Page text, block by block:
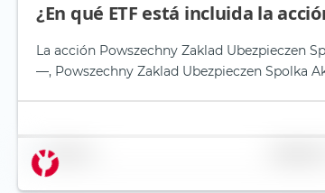
¿En qué ETF está incluida la
La acción Powszechny Zaklad Ubezpieczen
—, Powszechny Zaklad Ubezpieczen Spolka
Nombre